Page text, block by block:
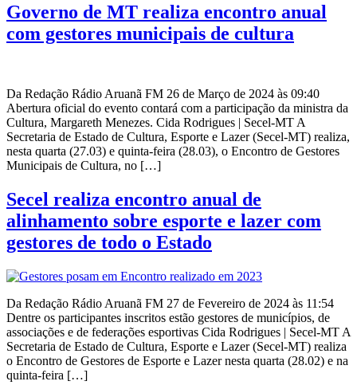
Governo de MT realiza encontro anual
com gestores municipais de cultura
Da Redação Rádio Aruanã FM 26 de Março de 2024 às 09:40
Abertura oficial do evento contará com a participação da ministra da
Cultura, Margareth Menezes. Cida Rodrigues | Secel-MT A
Secretaria de Estado de Cultura, Esporte e Lazer (Secel-MT) realiza,
nesta quarta (27.03) e quinta-feira (28.03), o Encontro de Gestores
Municipais de Cultura, no […]
Secel realiza encontro anual de
alinhamento sobre esporte e lazer com
gestores de todo o Estado
Da Redação Rádio Aruanã FM 27 de Fevereiro de 2024 às 11:54
Dentre os participantes inscritos estão gestores de municípios, de
associações e de federações esportivas Cida Rodrigues | Secel-MT A
Secretaria de Estado de Cultura, Esporte e Lazer (Secel-MT) realiza
o Encontro de Gestores de Esporte e Lazer nesta quarta (28.02) e na
quinta-feira […]